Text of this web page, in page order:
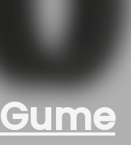
Gume